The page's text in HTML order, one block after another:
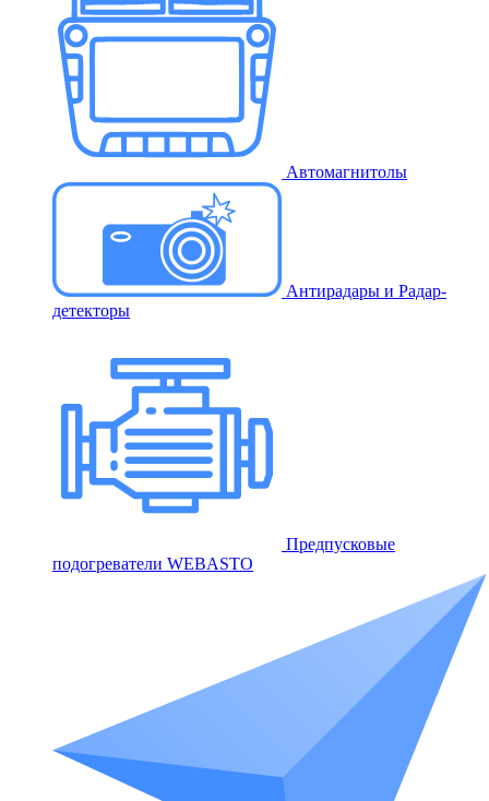
Автомагнитолы
Антирадары и Радар-
детекторы
Предпусковые
подогреватели WEBASTO